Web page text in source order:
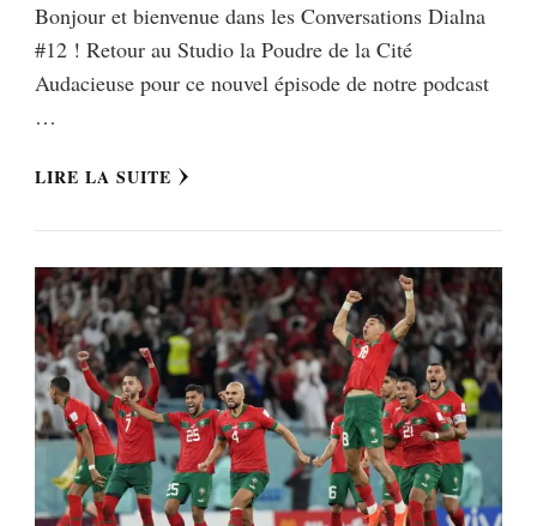
Bonjour et bienvenue dans les Conversations Dialna
#12 ! Retour au Studio la Poudre de la Cité
Audacieuse pour ce nouvel épisode de notre podcast
…
LIRE LA SUITE